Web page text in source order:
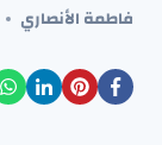
فاطمة الأنصاري